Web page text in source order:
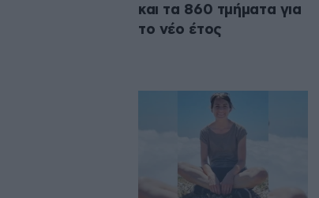
και τα 860 τμήματα για
το νέο έτος